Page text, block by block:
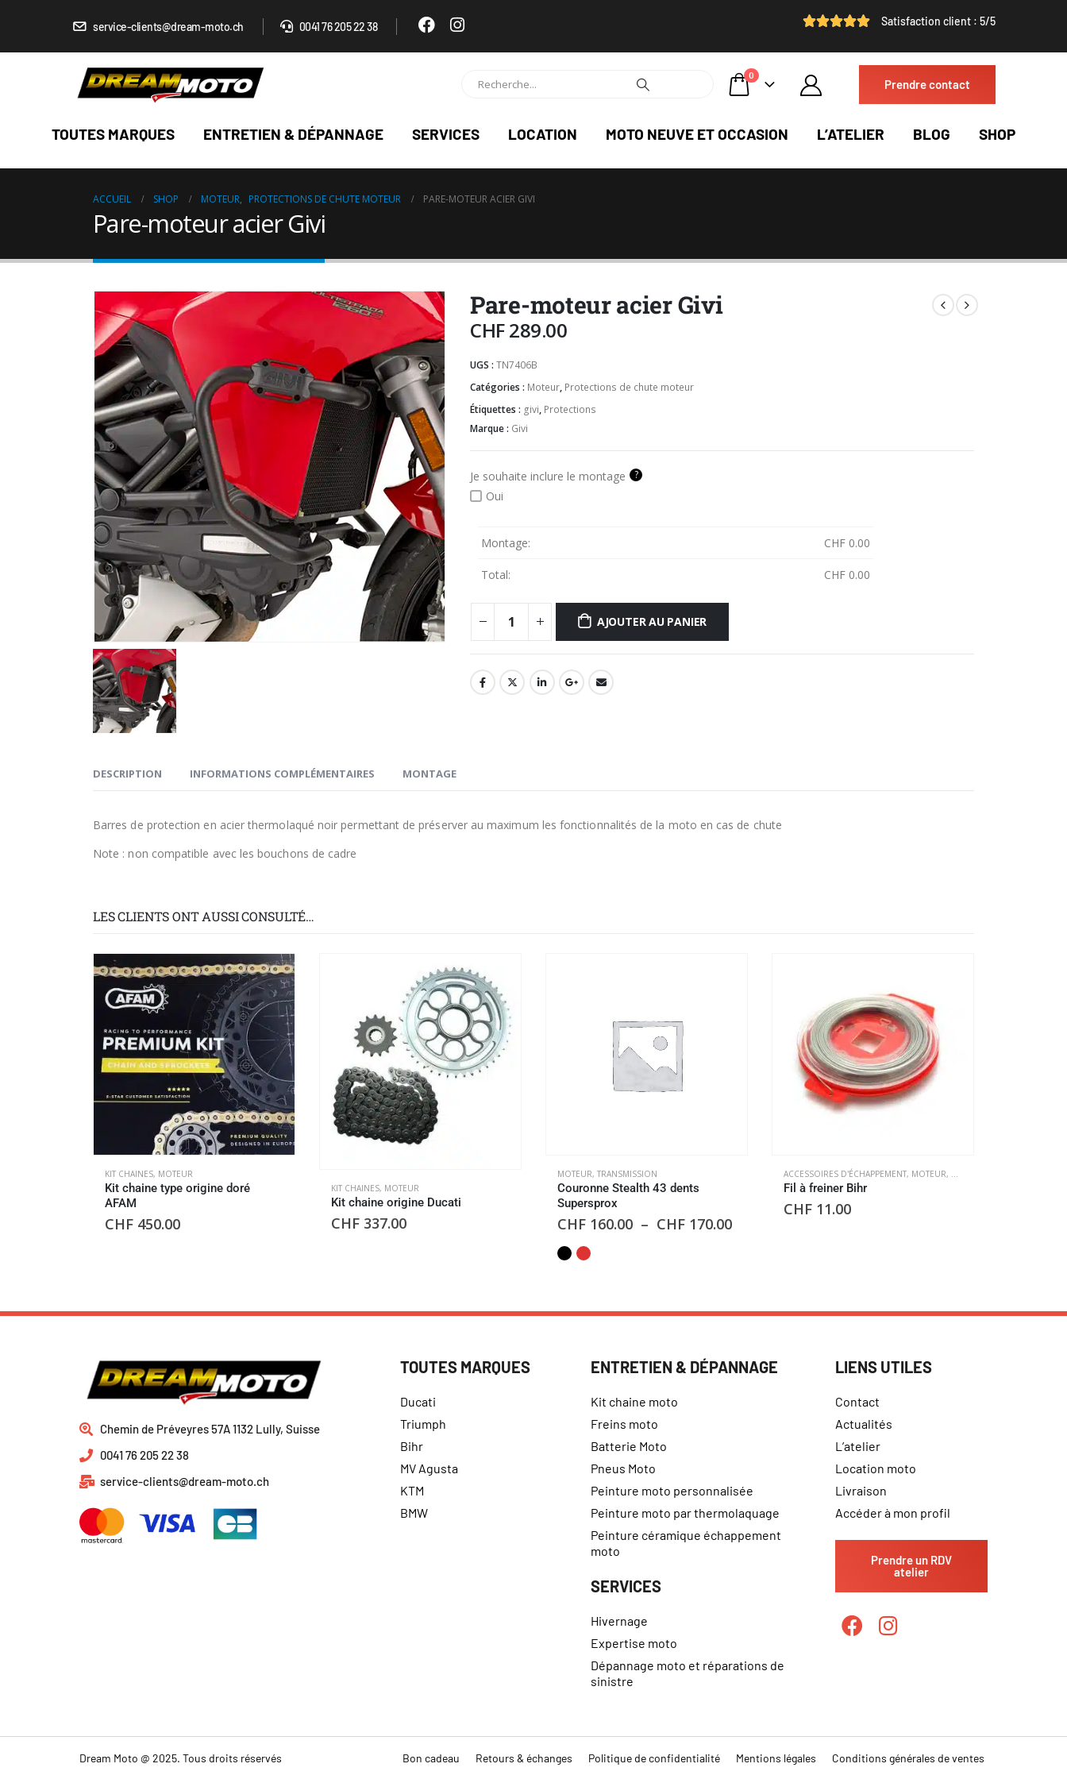
service-clients@dream-moto.ch 0041 76 205 22 38 Satisfaction client : 5/5
0
Prendre contact
TOUTES MARQUES ENTRETIEN & DÉPANNAGE SERVICES LOCATION MOTO NEUVE ET OCCASION L’ATELIER BLOG SHOP
ACCUEIL SHOP MOTEUR, PROTECTIONS DE CHUTE MOTEUR PARE-MOTEUR ACIER GIVI
Pare-moteur acier Givi
Pare-moteur acier Givi
CHF289.00
UGS : TN7406B
Catégories : Moteur, Protections de chute moteur
Étiquettes : givi, Protections
Marque : Givi
Je souhaite inclure le montage ?
Oui
Montage: CHF 0.00
Total: CHF 0.00
AJOUTER AU PANIER
DESCRIPTION INFORMATIONS COMPLÉMENTAIRES MONTAGE
Barres de protection en acier thermolaqué noir permettant de préserver au maximum les fonctionnalités de la moto en cas de chute
Note : non compatible avec les bouchons de cadre
LES CLIENTS ONT AUSSI CONSULTÉ…
KIT CHAINES, MOTEUR
Kit chaine type origine doré
AFAM
CHF 450.00
KIT CHAINES, MOTEUR
Kit chaine origine Ducati
CHF 337.00
MOTEUR, TRANSMISSION
Couronne Stealth 43 dents
Supersprox
CHF 160.00 – CHF 170.00
ACCESSOIRES D'ÉCHAPPEMENT, MOTEUR,
Fil à freiner Bihr
CHF 11.00
Chemin de Préveyres 57A 1132 Lully, Suisse
0041 76 205 22 38
service-clients@dream-moto.ch
TOUTES MARQUES
Ducati
Triumph
Bihr
MV Agusta
KTM
BMW
ENTRETIEN & DÉPANNAGE
Kit chaine moto
Freins moto
Batterie Moto
Pneus Moto
Peinture moto personnalisée
Peinture moto par thermolaquage
Peinture céramique échappement
moto
SERVICES
Hivernage
Expertise moto
Dépannage moto et réparations de
sinistre
LIENS UTILES
Contact
Actualités
L’atelier
Location moto
Livraison
Accéder à mon profil
Prendre un RDV
atelier
Dream Moto @ 2025. Tous droits réservés Bon cadeau Retours & échanges Politique de confidentialité Mentions légales Conditions générales de ventes